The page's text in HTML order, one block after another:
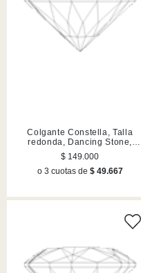
Colgante Constella, Talla
redonda, Dancing Stone,
Blanco, Acabado en rodio
$ 149.000
o 3 cuotas de $ 49.667